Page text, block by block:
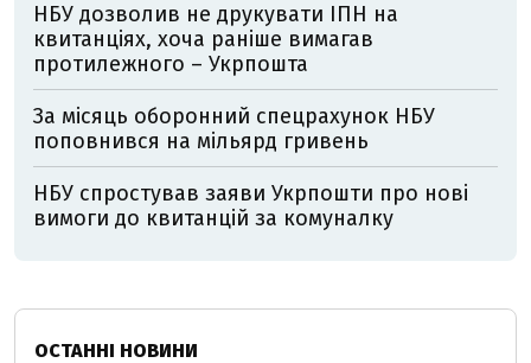
НБУ дозволив не друкувати ІПН на
квитанціях, хоча раніше вимагав
протилежного – Укрпошта
За місяць оборонний спецрахунок НБУ
поповнився на мільярд гривень
НБУ спростував заяви Укрпошти про нові
вимоги до квитанцій за комуналку
ОСТАННІ НОВИНИ